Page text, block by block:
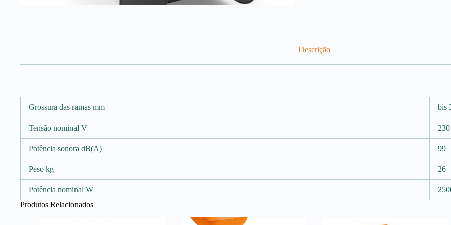
Descrição
Grossura das ramas mm bis
Tensão nominal V 230
Potência sonora dB(A) 99
Peso kg 26
Potência nominal W
Produtos Relacionados